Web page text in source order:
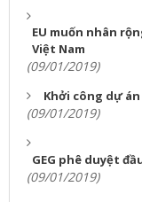
EU muốn nhân
Việt Nam
(09/01/2019)
Khởi công dự
(09/01/2019)
GEG phê duyệt
(09/01/2019)